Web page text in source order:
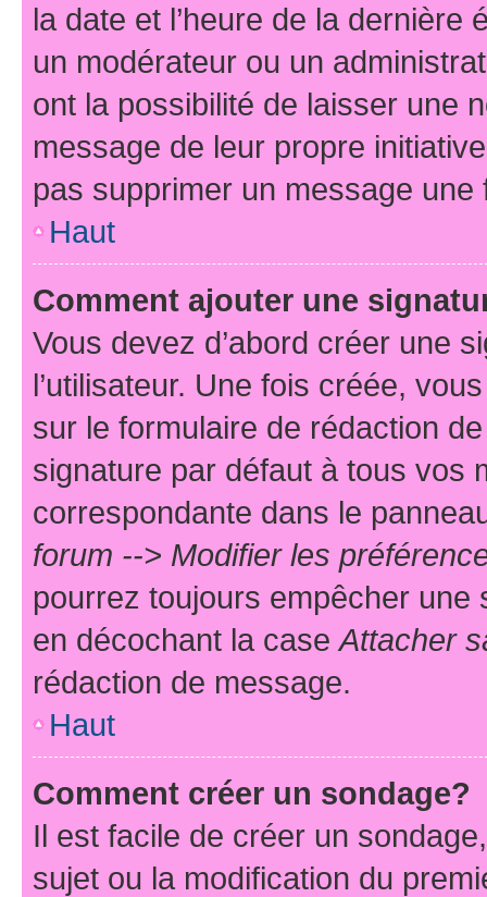
la date et l’heure de la dernière
un modérateur ou un
ont la possibilité de laisser une
message de leur propre
pas supprimer un message une
Haut
Comment ajouter une
Vous devez d’abord créer une
l’utilisateur. Une fois créée,
sur le formulaire de rédaction
signature par défaut à tous vos
correspondante dans le
forum --> Modifier les
pourrez toujours empêcher une
en décochant la caseAttacher
rédaction de message.
Haut
Comment créer un sondage?
Il est facile de créer un
sujet ou la modification du